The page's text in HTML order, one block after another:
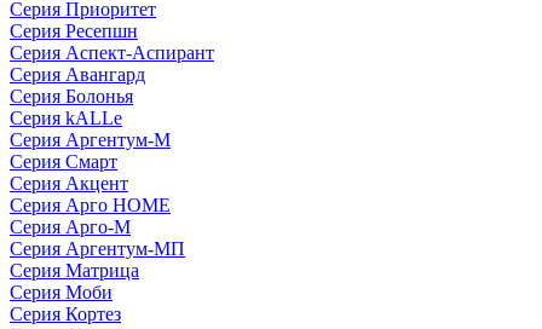
Серия Приоритет
Серия Ресепшн
Серия Аспект-Аспирант
Серия Авангард
Серия Болонья
Серия kALLe
Серия Аргентум-М
Серия Смарт
Серия Акцент
Серия Арго HOME
Серия Арго-М
Серия Аргентум-МП
Серия Матрица
Серия Моби
Серия Кортез